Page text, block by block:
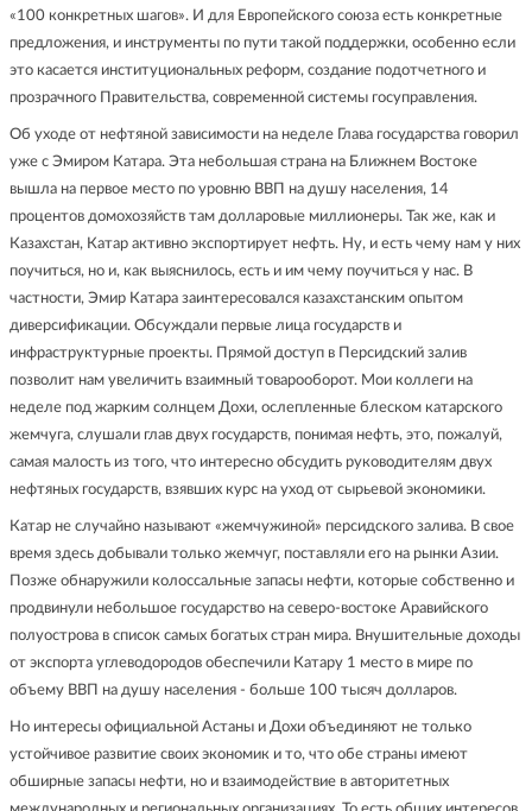
«100 конкретных шагов». И для Европейского союза есть конкретные
предложения, и инструменты по пути такой поддержки, особенно если
это касается институциональных реформ, создание подотчетного и
прозрачного Правительства, современной системы госуправления.
Об уходе от нефтяной зависимости на неделе Глава государства говорил
уже с Эмиром Катара. Эта небольшая страна на Ближнем Востоке
вышла на первое место по уровню ВВП на душу населения, 14
процентов домохозяйств там долларовые миллионеры. Так же, как и
Казахстан, Катар активно экспортирует нефть. Ну, и есть чему нам у них
поучиться, но и, как выяснилось, есть и им чему поучиться у нас. В
частности, Эмир Катара заинтересовался казахстанским опытом
диверсификации. Обсуждали первые лица государств и
инфраструктурные проекты. Прямой доступ в Персидский залив
позволит нам увеличить взаимный товарооборот. Мои коллеги на
неделе под жарким солнцем Дохи, ослепленные блеском катарского
жемчуга, слушали глав двух государств, понимая нефть, это, пожалуй,
самая малость из того, что интересно обсудить руководителям двух
нефтяных государств, взявших курс на уход от сырьевой экономики.
Катар не случайно называют «жемчужиной» персидского залива. В свое
время здесь добывали только жемчуг, поставляли его на рынки Азии.
Позже обнаружили колоссальные запасы нефти, которые собственно и
продвинули небольшое государство на северо-востоке Аравийского
полуострова в список самых богатых стран мира. Внушительные доходы
от экспорта углеводородов обеспечили Катару 1 место в мире по
объему ВВП на душу населения - больше 100 тысяч долларов.
Но интересы официальной Астаны и Дохи объединяют не только
устойчивое развитие своих экономик и то, что обе страны имеют
обширные запасы нефти, но и взаимодействие в авторитетных